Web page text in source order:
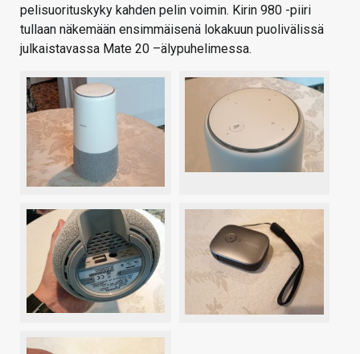
pelisuorituskyky kahden pelin voimin. Kirin 980 -piiri
tullaan näkemään ensimmäisenä lokakuun puolivälissä
julkaistavassa Mate 20 –älypuhelimessa.